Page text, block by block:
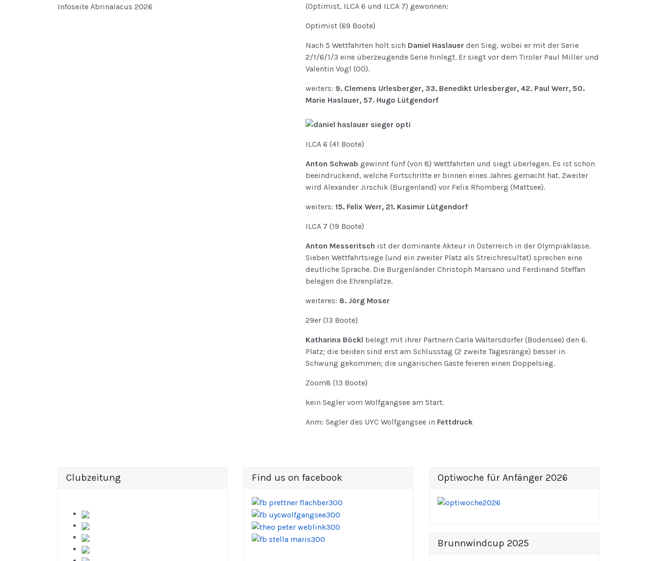
(Optimist, ILCA 6 und ILCA 7) gewonnen:
Optimist (69 Boote)
Nach 5 Wettfahrten holt sich Daniel Haslauerden Sieg, wobei er mit der Serie
2/1/6/1/3 eine überzeugende Serie hinlegt. Er siegt vor dem Tiroler Paul Miller und
Valentin Vogl (OÖ).
weiters: 9. Clemens Urlesberger, 33. Benedikt Urlesberger, 42. Paul Werr, 50.
Marie Haslauer, 57. Hugo Lütgendorf
ILCA 6 (41 Boote)
Anton Schwab gewinnt fünf (von 8) Wettfahrten und siegt überlegen. Es ist schon
beeindruckend, welche Fortschritte er binnen eines Jahres gemacht hat. Zweiter
wird Alexander Jirschik (Burgenland) vor Felix Rhomberg (Mattsee).
weiters: 15. Felix Werr, 21. Kasimir Lütgendorf
ILCA 7 (19 Boote)
Anton Messeritsch ist der dominante Akteur in Österreich in der Olympiaklasse.
Sieben Wettfahrtsiege (und ein zweiter Platz als Streichresultat) sprechen eine
deutliche Sprache. Die Burgenländer Christoph Marsano und Ferdinand Steffan
belegen die Ehrenplätze.
weiteres: 8. Jörg Moser
29er (13 Boote)
Katharina Böckl belegt mit ihrer Partnern Carla Waltersdorfer (Bodensee) den 6.
Platz; die beiden sind erst am Schlusstag (2 zweite Tagesränge) besser in
Schwung gekommen; die ungarischen Gäste feieren einen Doppelsieg.
Zoom8 (13 Boote)
kein Segler vom Wolfgangsee am Start.
Anm: Segler des UYC Wolfgangsee in Fettdruck
Infoseite Abrinalacus 2026
Clubzeitung Find us on facebook Optiwoche für Anfänger 2026
Brunnwindcup 2025